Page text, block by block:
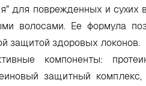
для поврежденных и сухих
волосами. Ее формула
защитой здоровых локонов.
компоненты:
защитный